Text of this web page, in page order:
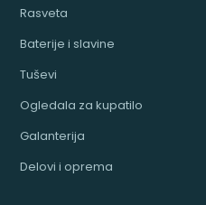
Rasveta
Baterije i slavine
Tuševi
Ogledala za kupatilo
Galanterija
Delovi i oprema